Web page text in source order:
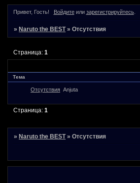
Привет, Гость! Войдитеили зарегистрируйтесь.
»Naruto the BEST »Отсутствия
Страница:1
Тема
Отсутствия Anjuta
Страница:1
»Naruto the BEST »Отсутствия